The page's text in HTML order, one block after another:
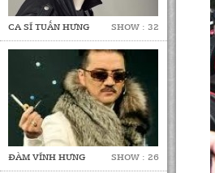
CA SĨ TUẤN HƯNG SHOW : 32
ĐÀM VĨNH HƯNG SHOW : 26